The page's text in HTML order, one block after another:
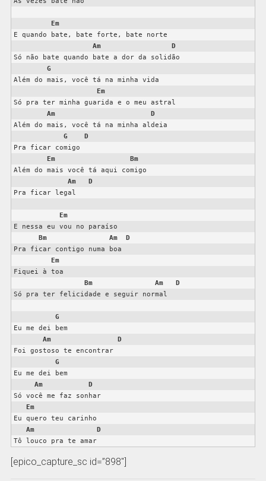
Em
E quando bate, bate forte, bate norte
Am
D
Só não bate quando bate a dor da solidão
G
Além do mais, você tá na minha vida
Em
Só pra ter minha guarida e o meu astral
Am
D
Além do mais, você tá na minha aldeia
G
D
Pra ficar comigo
Em
Bm
Além do mais você tá aqui comigo
Am
D
Pra ficar legal
Em
E nessa eu vou no paraíso
Bm
Am
D
Pra ficar contigo numa boa
Em
Fiquei à toa
Bm
Am
D
Só pra ter felicidade e seguir normal
G
Eu me dei bem
Am
D
Foi gostoso te encontrar
G
Eu me dei bem
Am
D
Só você me faz sonhar
Em
Eu quero teu carinho
Am
D
Tô louco pra te amar
[epico_capture_sc id=”898″]